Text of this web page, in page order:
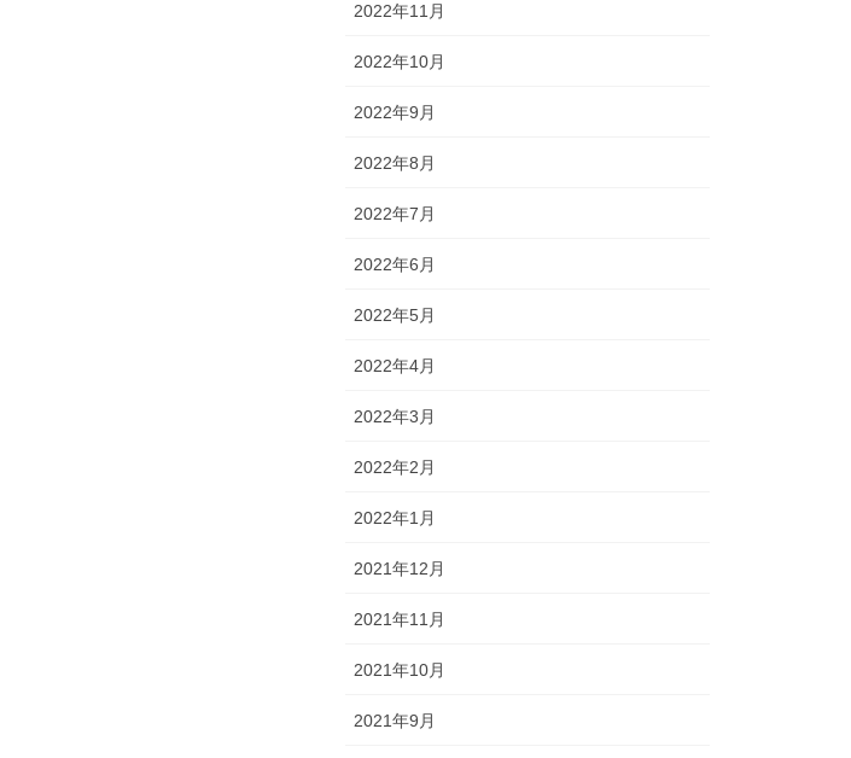
2022年11月
2022年10月
2022年9月
2022年8月
2022年7月
2022年6月
2022年5月
2022年4月
2022年3月
2022年2月
2022年1月
2021年12月
2021年11月
2021年10月
2021年9月